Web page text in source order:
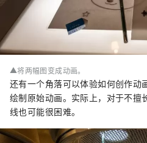
▲将两幅图变成动画。
还有一个角落可以体验如何创作动
绘制原始动画。实际上，对于不擅
线也可能很困难。